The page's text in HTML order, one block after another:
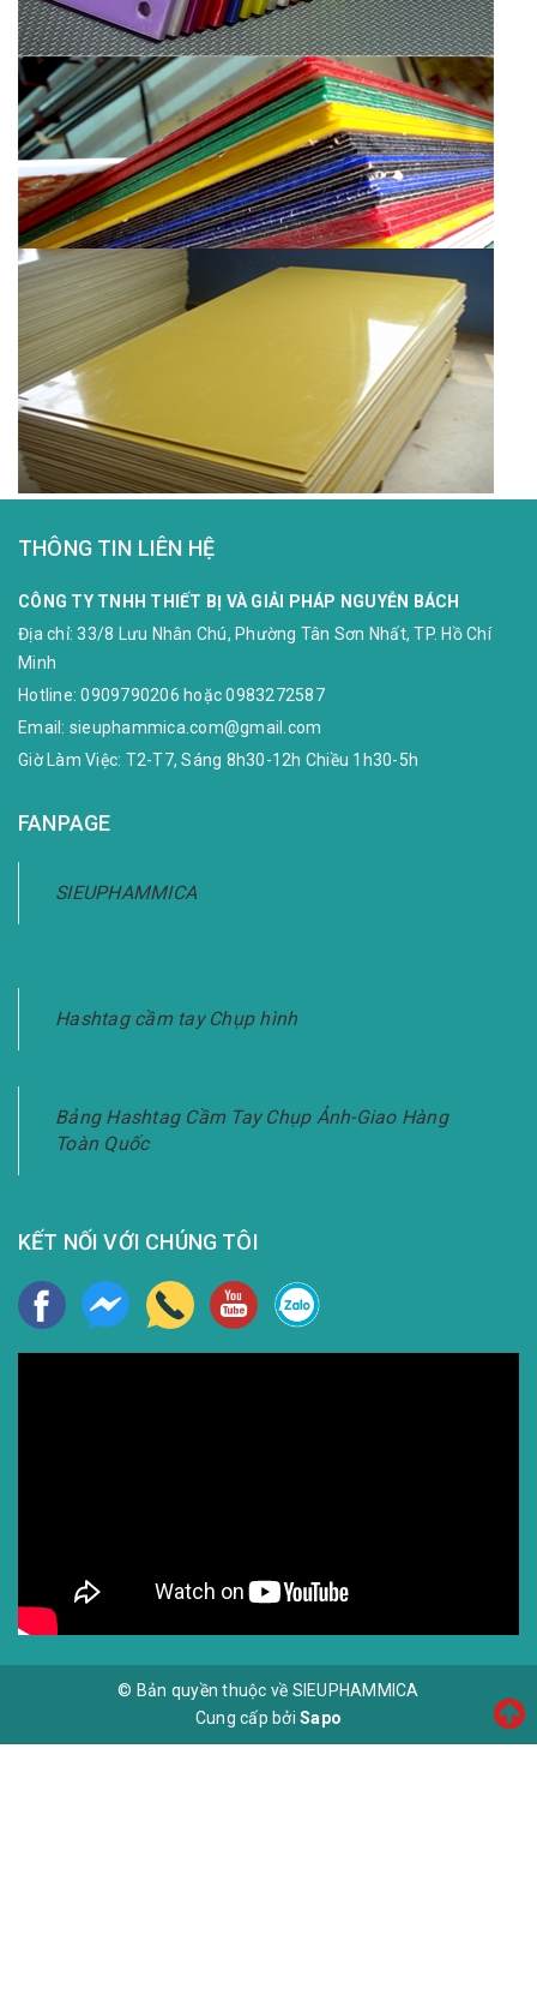
THÔNG TIN LIÊN HỆ
CÔNG TY TNHH THIẾT BỊ VÀ GIẢI PHÁP NGUYỄN BÁCH
Địa chỉ:33/8 Lưu Nhân Chú, Phường Tân Sơn Nhất, TP. Hồ Chí
Minh
Hotline:0909790206 hoặc0983272587
Email: sieuphammica.com@gmail.com
Giờ Làm Việc: T2-T7, Sáng 8h30-12h Chiều 1h30-5h
FANPAGE
SIEUPHAMMICA
Hashtag cầm tay Chụp hình
Bảng Hashtag Cầm Tay Chụp Ảnh-Giao Hàng
Toàn Quốc
KẾT NỐI VỚI CHÚNG TÔI
© Bản quyền thuộc về SIEUPHAMMICA
Cung cấp bởiSapo